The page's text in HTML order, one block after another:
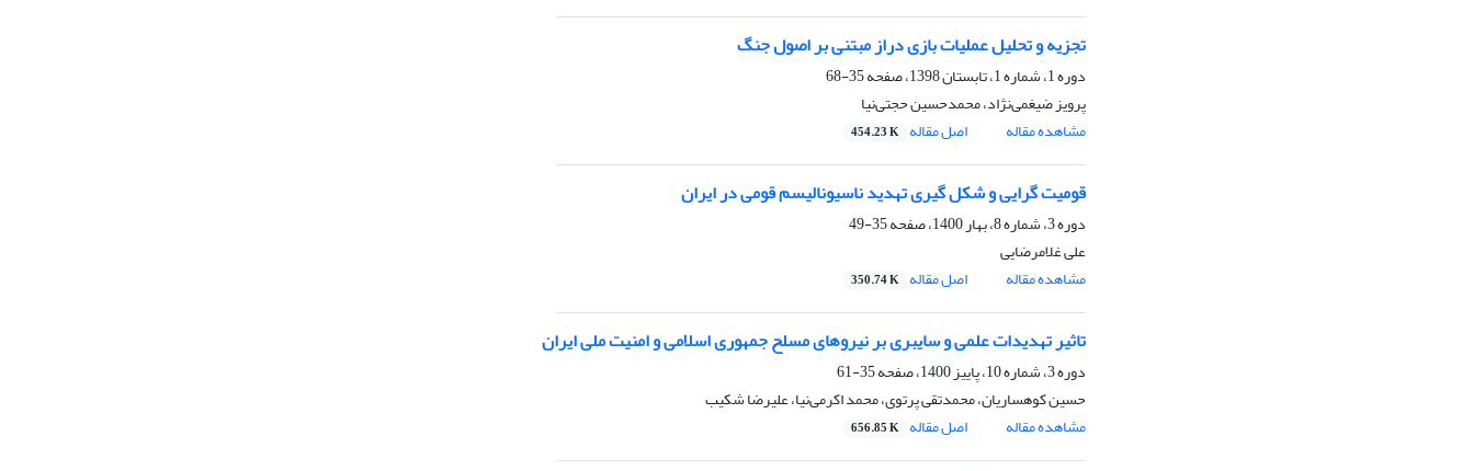
تجزیه‌ و تحلیل عملیات بازی دراز مبتنی بر اصول جنگ
دوره 1، شماره 1، تابستان 1398، صفحه
35-68
پرویز ضیغمی‌نژاد، محمدحسین حجتی‌نیا
مشاهده مقاله
اصل مقاله 454.23 K
قومیت گرایی و شکل گیری تهدید ناسیونالیسم قومی در ایران
دوره 3، شماره 8، بهار 1400، صفحه
35-49
علی غلامرضایی
مشاهده مقاله
اصل مقاله 350.74 K
تاثیر تهدیدات علمی و سایبری بر نیروهای مسلح جمهوری اسلامی و امنیت ملی ایران
دوره 3، شماره 10، پاییز 1400، صفحه
35-61
حسین کوهساریان، محمدتقی پرتوی، محمد اکرمی‌نیا، علیرضا شکیب
مشاهده مقاله
اصل مقاله 656.85 K